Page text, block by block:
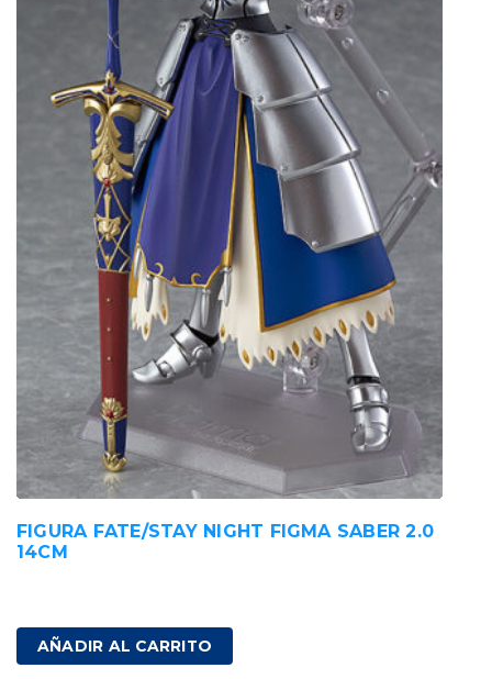
FIGURA FATE/STAY NIGHT FIGMA SABER 2.0
14CM
AÑADIR AL CARRITO